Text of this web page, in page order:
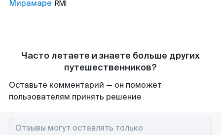
Мирамаре RMI
Часто летаете и знаете больше других
путешественников?
Оставьте комментарий — он поможет
пользователям принять решение